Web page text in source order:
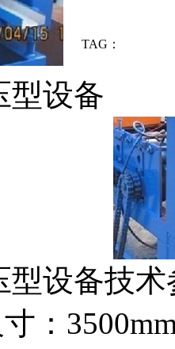
TAG：
型设备
机压型
：